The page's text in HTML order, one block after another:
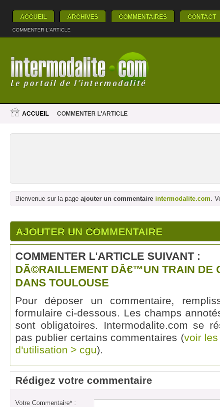
ACCUEIL ARCHIVES COMMENTAIRES CONTACT
COMMENTER L'ARTICLE
ACCUEIL COMMENTER L'ARTICLE
Bienvenue sur la page ajouter un commentaire intermodalite.com.
AJOUTER UN COMMENTAIRE
COMMENTER L'ARTICLE SUIVANT :
DÃ©RAILLEMENT DÂ€™UN TRAIN DE
DANS TOULOUSE
Pour déposer un commentaire,
formulaire ci-dessous. Les champs
sont obligatoires. Intermodalite.com se
pas publier certains commentaires (voir
d'utilisation > cgu).
Rédigez votre commentaire
Votre Commentaire* :